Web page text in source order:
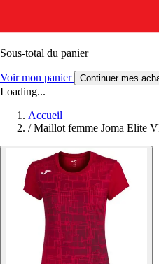
Sous-total du panier
Voir mon panier Continuer mes
Loading...
Accueil
/ Maillot femme Joma Elite